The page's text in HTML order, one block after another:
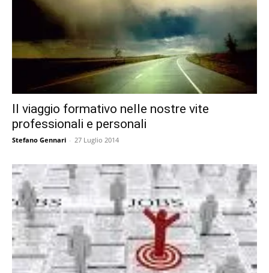
Il viaggio formativo nelle nostre vite
professionali e personali
Stefano Gennari - 27 Luglio 2014